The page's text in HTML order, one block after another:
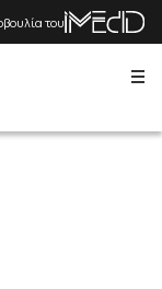
του